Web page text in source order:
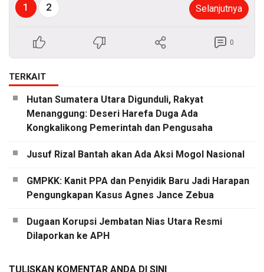
1 2 Selanjutnya
0
TERKAIT
Hutan Sumatera Utara Digunduli, Rakyat
Menanggung: Deseri Harefa Duga Ada
Kongkalikong Pemerintah dan Pengusaha
Jusuf Rizal Bantah akan Ada Aksi Mogol Nasional
GMPKK: Kanit PPA dan Penyidik Baru Jadi Harapan
Pengungkapan Kasus Agnes Jance Zebua
Dugaan Korupsi Jembatan Nias Utara Resmi
Dilaporkan ke APH
TULISKAN KOMENTAR ANDA DI SINI